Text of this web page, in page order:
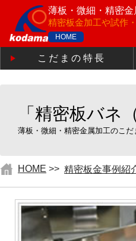
薄板・微細・精密金
精密板金加工や試作
HOME
こだまの特長
「精密板バネ
薄板・微細・精密金属加工のこ
HOME >> 精密板金事例紹